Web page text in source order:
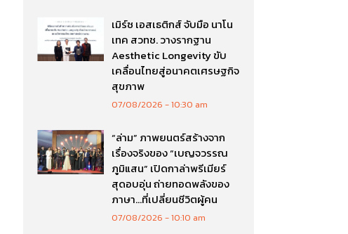
เมิร์ซ เอสเธติกส์ จับมือ นาโน
เทค สวทช. วางรากฐาน
Aesthetic Longevity ขับ
เคลื่อนไทยสู่อนาคตเศรษฐกิจ
สุขภาพ
07/08/2026 10:30 am
“ล่าม” ภาพยนตร์สร้างจาก
เรื่องจริงของ “เบญจวรรณ
ภูมิแสน” เปิดกาล่าพรีเมียร์
สุดอบอุ่น ถ่ายทอดพลังของ
ภาษา…ที่เปลี่ยนชีวิตผู้คน
07/08/2026 10:10 am